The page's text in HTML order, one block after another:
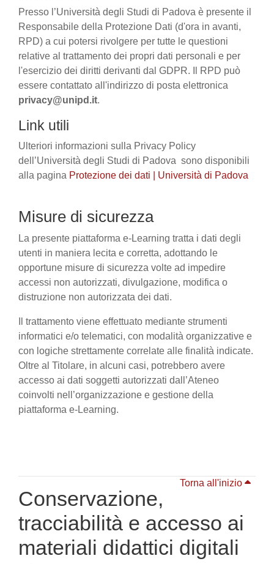
Presso l’Università degli Studi di Padova è presente il
Responsabile della Protezione Dati (d'ora in avanti,
RPD) a cui potersi rivolgere per tutte le questioni
relative al trattamento dei propri dati personali e per
l'esercizio dei diritti derivanti dal GDPR. Il RPD può
essere contattato all'indirizzo di posta elettronica
privacy@unipd.it.
Link utili
Ulteriori informazioni sulla Privacy Policy
dell’Università degli Studi di Padova sono disponibili
alla pagina Protezione dei dati | Università di Padova
Misure di sicurezza
La presente piattaforma e-Learning tratta i dati degli
utenti in maniera lecita e corretta, adottando le
opportune misure di sicurezza volte ad impedire
accessi non autorizzati, divulgazione, modifica o
distruzione non autorizzata dei dati.
Il trattamento viene effettuato mediante strumenti
informatici e/o telematici, con modalità organizzative e
con logiche strettamente correlate alle finalità indicate.
Oltre al Titolare, in alcuni casi, potrebbero avere
accesso ai dati soggetti autorizzati dall’Ateneo
coinvolti nell’organizzazione e gestione della
piattaforma e-Learning.
Torna all'inizio
Conservazione,
tracciabilità e accesso ai
materiali didattici digitali